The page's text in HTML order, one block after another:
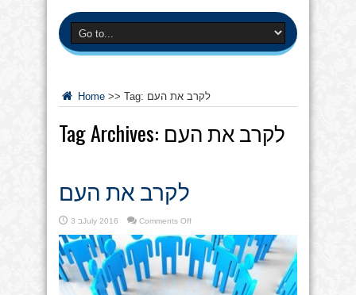
Home >> Tag: לקרב את העם
Tag Archives: לקרב את העם
לקרב את העם
3 בJuly 2016 Comments Offon
את
העם